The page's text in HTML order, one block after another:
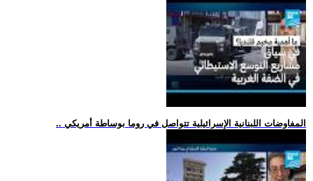
.. المفاوضات اللبنانية الإسرائيلية تتواصل في روما بوساطة أمريكي